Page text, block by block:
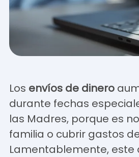
Los envíos de dinero
durante fechas
las Madres, porque es
familia o cubrir gastos
Lamentablemente, este